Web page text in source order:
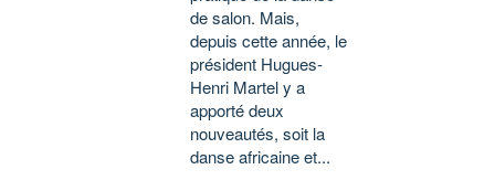
de salon. Mais,
depuis cette année, le
président Hugues-
Henri Martel y a
apporté deux
nouveautés, soit la
danse africaine et...